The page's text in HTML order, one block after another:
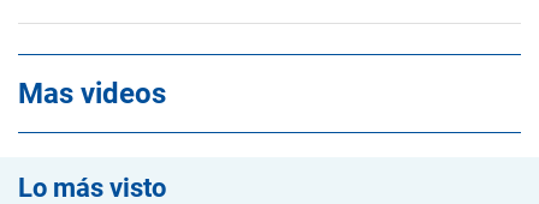
Mas videos
Lo más visto